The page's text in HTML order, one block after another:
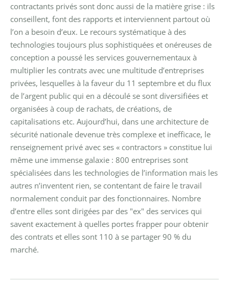
contractants privés sont donc aussi de la matière grise : ils
conseillent, font des rapports et interviennent partout où
l’on a besoin d’eux. Le recours systématique à des
technologies toujours plus sophistiquées et onéreuses de
conception a poussé les services gouvernementaux à
multiplier les contrats avec une multitude d’entreprises
privées, lesquelles à la faveur du 11 septembre et du flux
de l’argent public qui en a découlé se sont diversifiées et
organisées à coup de rachats, de créations, de
capitalisations etc. Aujourd’hui, dans une architecture de
sécurité nationale devenue très complexe et inefficace, le
renseignement privé avec ses « contractors » constitue lui
même une immense galaxie : 800 entreprises sont
spécialisées dans les technologies de l’information mais les
autres n’inventent rien, se contentant de faire le travail
normalement conduit par des fonctionnaires. Nombre
d’entre elles sont dirigées par des "ex" des services qui
savent exactement à quelles portes frapper pour obtenir
des contrats et elles sont 110 à se partager 90 % du
marché.